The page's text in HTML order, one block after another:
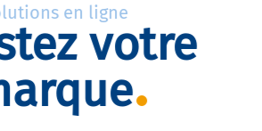
en ligne
votre